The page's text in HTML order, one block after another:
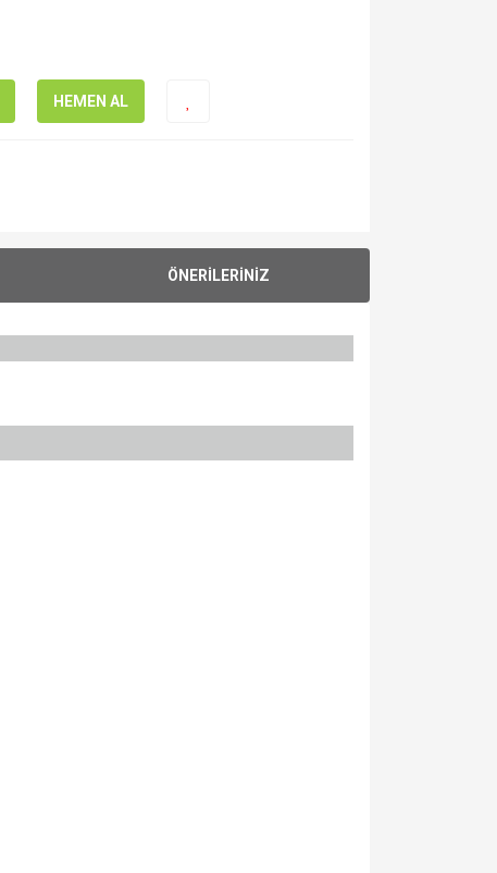
HEMEN AL
ÖNERİLERİNİZ